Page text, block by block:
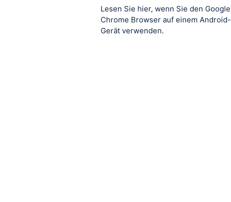
Lesen Sie hier, wenn Sie den Google
Chrome Browser auf einem Android-
Gerät verwenden.